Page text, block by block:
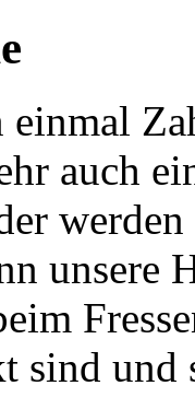
einmal
auch
unsere
sind und